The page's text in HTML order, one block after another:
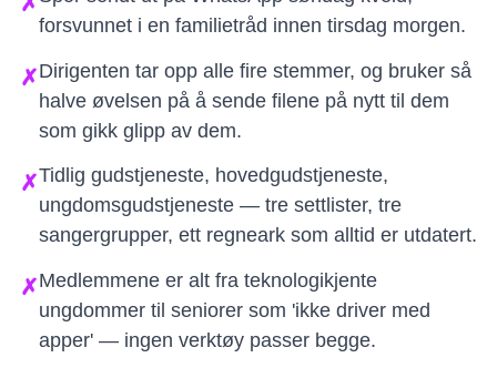
forsvunnet i en familietråd innen tirsdag morgen.
✗Dirigenten tar opp alle fire stemmer, og bruker så
halve øvelsen på å sende filene på nytt til dem
som gikk glipp av dem.
✗Tidlig gudstjeneste, hovedgudstjeneste,
ungdomsgudstjeneste — tre settlister, tre
sangergrupper, ett regneark som alltid er utdatert.
✗Medlemmene er alt fra teknologikjente
ungdommer til seniorer som 'ikke driver med
apper' — ingen verktøy passer begge.